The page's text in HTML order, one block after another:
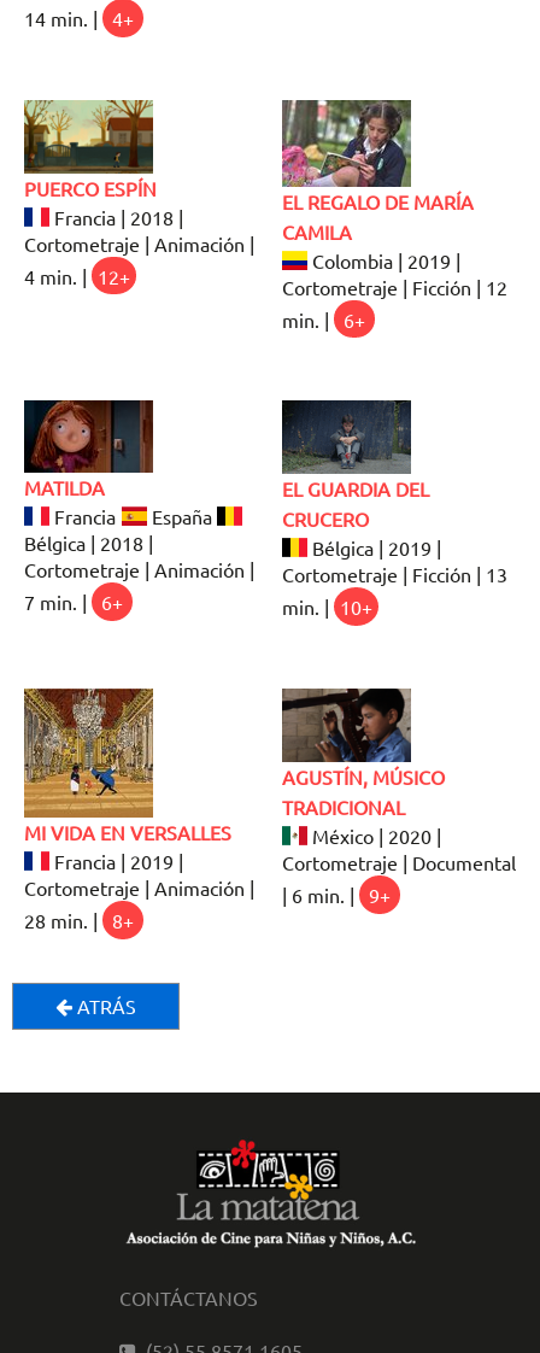
14 min. |
4+
PUERCO ESPÍN
Francia | 2018 |
Cortometraje | Animación |
4 min. | 12+
EL REGALO DE MARÍA
CAMILA
Colombia | 2019 |
Cortometraje | Ficción | 12
min. |
6+
MATILDA
Francia
España
Bélgica | 2018 |
Cortometraje | Animación |
7 min. |
6+
EL GUARDIA DEL
CRUCERO
Bélgica | 2019 |
Cortometraje | Ficción | 13
min. | 10+
MI VIDA EN VERSALLES
Francia | 2019 |
Cortometraje | Animación |
28 min. |
8+
AGUSTÍN, MÚSICO
TRADICIONAL
México | 2020 |
Cortometraje | Documental
| 6 min. |
9+
ATRÁS
CONTÁCTANOS